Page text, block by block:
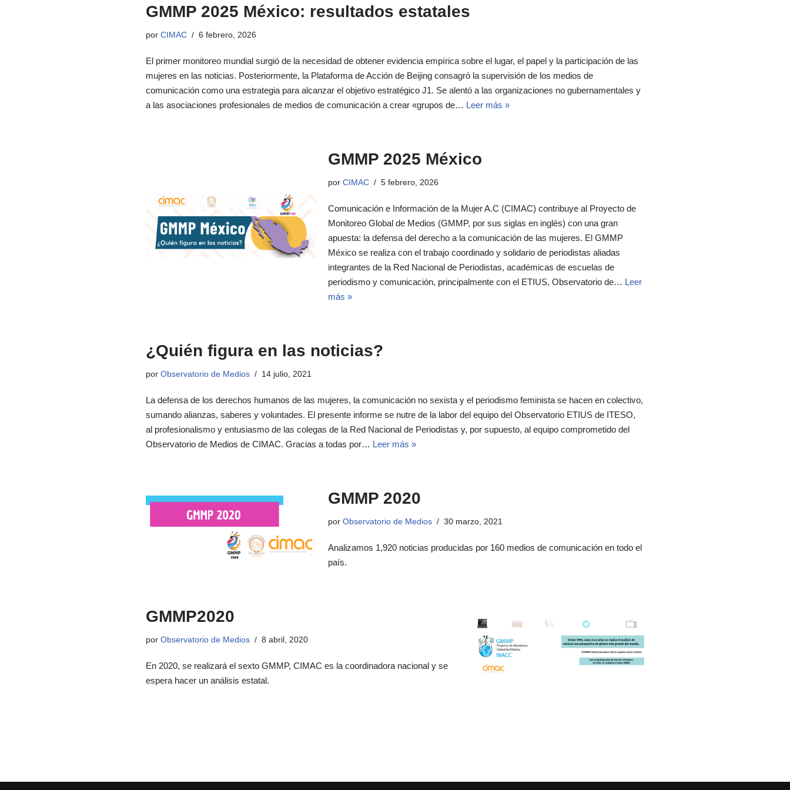
GMMP 2025 México: resultados estatales
porCIMAC 6 febrero, 2026
El primer monitoreo mundial surgió de la necesidad de obtener evidencia empírica sobre el lugar, el papel y la participación de las
mujeres en las noticias. Posteriormente, la Plataforma de Acción de Beijing consagró la supervisión de los medios de
comunicación como una estrategia para alcanzar el objetivo estratégico J1. Se alentó a las organizaciones no gubernamentales y
a las asociaciones profesionales de medios de comunicación a crear «grupos de… Leer más »
GMMP 2025 México
por CIMAC 5 febrero, 2026
Comunicación e Información de la Mujer A.C (CIMAC) contribuye al Proyecto de
Monitoreo Global de Medios (GMMP, por sus siglas en inglés) con una gran
apuesta: la defensa del derecho a la comunicación de las mujeres. El GMMP
México se realiza con el trabajo coordinado y solidario de periodistas aliadas
integrantes de la Red Nacional de Periodistas, académicas de escuelas de
periodismo y comunicación, principalmente con el ETIUS, Observatorio de… Leer
más »
¿Quién figura en las noticias?
porObservatorio de Medios 14 julio, 2021
La defensa de los derechos humanos de las mujeres, la comunicación no sexista y el periodismo feminista se hacen en colectivo,
sumando alianzas, saberes y voluntades. El presente informe se nutre de la labor del equipo del Observatorio ETIUS de ITESO,
al profesionalismo y entusiasmo de las colegas de la Red Nacional de Periodistas y, por supuesto, al equipo comprometido del
Observatorio de Medios de CIMAC. Gracias a todas por… Leer más »
GMMP 2020
por Observatorio de Medios 30 marzo, 2021
Analizamos 1,920 noticias producidas por 160 medios de comunicación en todo el
país.
GMMP2020
porObservatorio de Medios 8 abril, 2020
En 2020, se realizará el sexto GMMP, CIMAC es la coordinadora nacional y se
espera hacer un análisis estatal.